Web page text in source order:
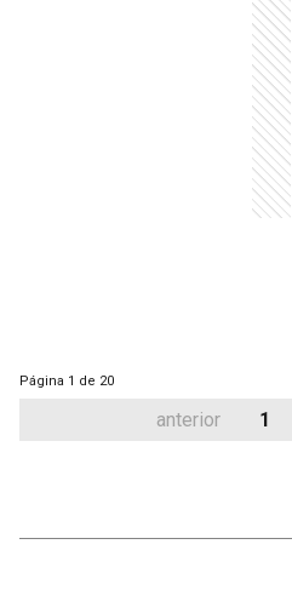
Página 1 de 20
anterior 1